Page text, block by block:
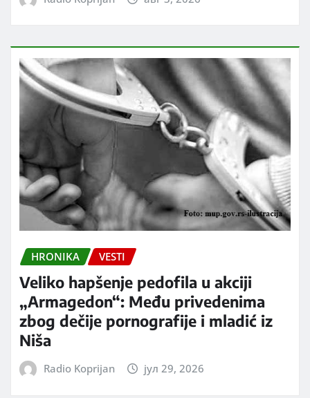
HRONIKA VESTI
Veliko hapšenje pedofila u akciji
„Armagedon“: Među privedenima
zbog dečije pornografije i mladić iz
Niša
Radio Koprijan јул 29, 2026